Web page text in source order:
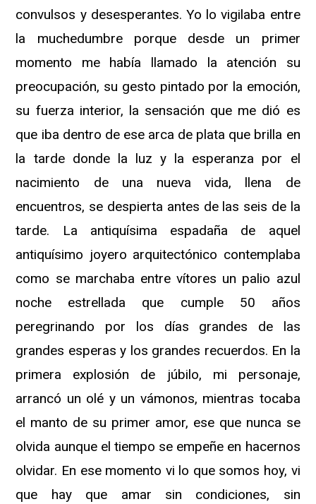
convulsos y desesperantes. Yo lo vigilaba entre
la muchedumbre porque desde un primer
momento me había llamado la atención su
preocupación, su gesto pintado por la emoción,
su fuerza interior, la sensación que me dió es
que iba dentro de ese arca de plata que brilla en
la tarde donde la luz y la esperanza por el
nacimiento de una nueva vida, llena de
encuentros, se despierta antes de las seis de la
tarde. La antiquísima espadaña de aquel
antiquísimo joyero arquitectónico contemplaba
como se marchaba entre vítores un palio azul
noche estrellada que cumple 50 años
peregrinando por los días grandes de las
grandes esperas y los grandes recuerdos. En la
primera explosión de júbilo, mi personaje,
arrancó un olé y un vámonos, mientras tocaba
el manto de su primer amor, ese que nunca se
olvida aunque el tiempo se empeñe en hacernos
olvidar. En ese momento vi lo que somos hoy, vi
que hay que amar sin condiciones, sin